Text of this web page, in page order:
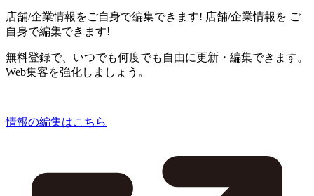
店舗/企業情報をご自身で編集できます! 店舗/企業情報を ご
自身で編集できます!
無料登録で、いつでも何度でも自由に更新・編集できます。
Web集客を強化しましょう。
情報の編集はこちら